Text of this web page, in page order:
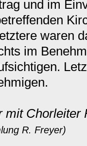
und im
waren
im
mit
R. Freyer)